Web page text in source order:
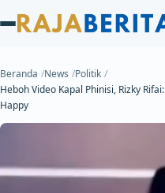
Beranda News Politik
Heboh Video Kapal Phinisi, Rizky
Happy